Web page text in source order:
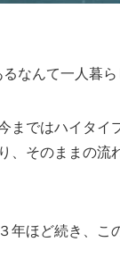
なんて一人暮
まではハイタ
、そのままの
年ほど続き、